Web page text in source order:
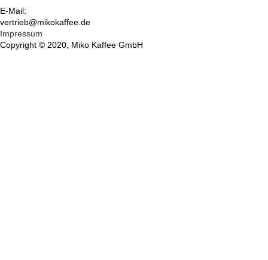
E-Mail:
vertrieb@mikokaffee.de
Impressum
Copyright © 2020, Miko Kaffee GmbH